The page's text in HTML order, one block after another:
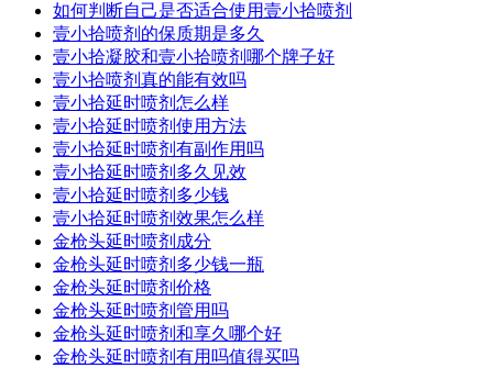
如何判断自己是否适合使用壹小拾喷剂
壹小拾喷剂的保质期是多久
壹小拾凝胶和壹小拾喷剂哪个牌子好
壹小拾喷剂真的能有效吗
壹小拾延时喷剂怎么样
壹小拾延时喷剂使用方法
壹小拾延时喷剂有副作用吗
壹小拾延时喷剂多久见效
壹小拾延时喷剂多少钱
壹小拾延时喷剂效果怎么样
金枪头延时喷剂成分
金枪头延时喷剂多少钱一瓶
金枪头延时喷剂价格
金枪头延时喷剂管用吗
金枪头延时喷剂和享久哪个好
金枪头延时喷剂有用吗值得买吗